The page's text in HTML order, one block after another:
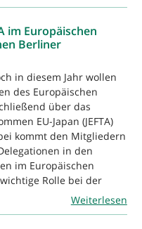
im Europäischen
Berliner
in diesem Jahr wollen
des Europäischen
über das
EU-Japan (JEFTA)
kommt den Mitgliedern
in den
im Europäischen
Rolle bei der
Weiterlesen